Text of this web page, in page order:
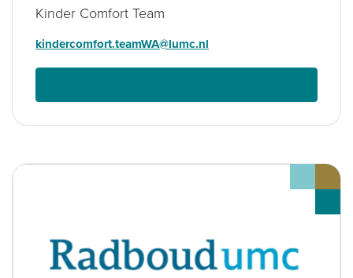
Kinder Comfort Team
kindercomfort.teamWA@lumc.nl